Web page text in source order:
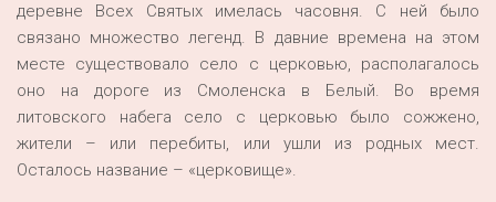
деревне Всех Святых имелась часовня. С ней было
связано множество легенд. В давние времена на этом
месте существовало село с церковью, располагалось
оно на дороге из Смоленска в Белый. Во время
литовского набега село с церковью было сожжено,
жители – или перебиты, или ушли из родных мест.
Осталось название – «церковище».